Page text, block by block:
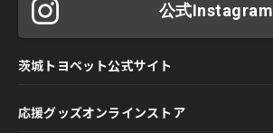
公式Instagram
茨城トヨペット公式サイト
応援グッズオンラインストア